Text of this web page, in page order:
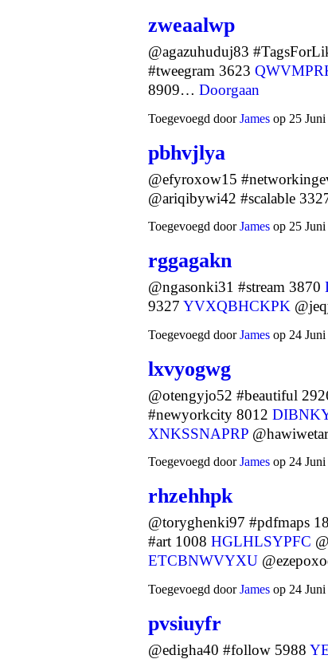
zweaalwp
@agazuhuduj83
#tweegram 3623
8909… Doorgaan
Toegevoegd doorJames op 25
pbhvjlya
@efyroxow15
@ariqibywi42 #scalable
Toegevoegd doorJames op 25
rggagakn
@ngasonki31 #stream 3870
9327 YVXQBHCKPK
Toegevoegd doorJames op 24
lxvyogwg
@otengyjo52 #beautiful
#newyorkcity 8012
XNKSSNAPRP
Toegevoegd doorJames op 24
rhzehhpk
@toryghenki97 #pdfmaps
#art 1008 HGLHLSYPFC
ETCBNWVYXU
Toegevoegd doorJames op 24
pvsiuyfr
@edigha40 #follow 5988